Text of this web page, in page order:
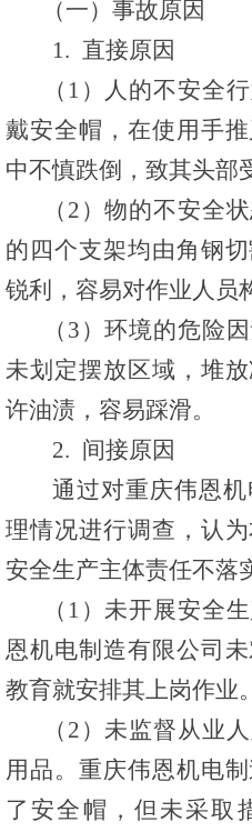
（一）事故原因
1. 直接原因
（1）人的不安全行
戴安全帽，在使用手
中不慎跌倒，致其头部
（2）物的不安全状
的四个支架均由角钢
锐利，容易对作业人员
（3）环境的危险因
未划定摆放区域，堆
许油渍，容易踩滑。
2. 间接原因
通过对重庆伟恩
理情况进行调查，认
安全生产主体责任不落
（1）未开展安全生
恩机电制造有限公司
教育就安排其上岗作业。
（2）未监督从业人
用品。重庆伟恩机电
了安全帽，但未采取